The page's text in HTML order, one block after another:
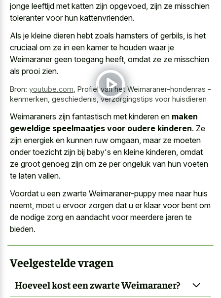
jonge leeftijd met katten zijn opgevoed, zijn ze misschien
toleranter voor hun kattenvrienden.
Als je kleine dieren hebt zoals hamsters of gerbils, is het
cruciaal om ze in een kamer te houden waar je
Weimaraner geen toegang heeft, omdat ze ze misschien
als prooi zien.
Bron: youtube.com Profiel van het Weimaraner-hondenras -
kenmerken, geschiedenis, verzorgingstips voor huisdieren
Weimaraners zijn fantastisch met kinderen en maken
geweldige speelmaatjes voor oudere kinderen. Ze
zijn energiek en kunnen ruw omgaan, maar ze moeten
onder toezicht zijn bij baby's en kleine kinderen, omdat
ze groot genoeg zijn om ze per ongeluk van hun voeten
te laten vallen.
Voordat u een zwarte Weimaraner-puppy mee naar huis
neemt, moet u ervoor zorgen dat u er klaar voor bent om
de nodige zorg en aandacht voor meerdere jaren te
bieden.
Veelgestelde vragen
Hoeveel kost een zwarte Weimaraner?